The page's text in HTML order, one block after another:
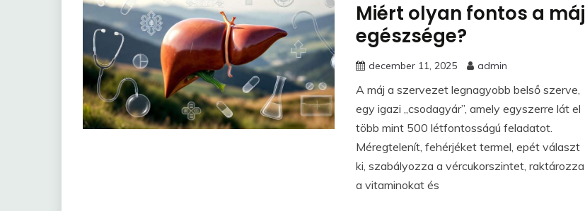
Miért olyan fontos a máj
egészsége?
december 11, 2025 admin
A máj a szervezet legnagyobb belső szerve,
egy igazi „csodagyár”, amely egyszerre lát el
több mint 500 létfontosságú feladatot.
Méregtelenít, fehérjéket termel, epét választ
ki, szabályozza a vércukorszintet, raktározza
a vitaminokat és